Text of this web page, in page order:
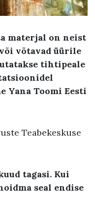
materjal on neist
võtavad üürile
tihtipeale
Yana Toomi Eesti
Teabekeskuse
tagasi. Kui
seal endise